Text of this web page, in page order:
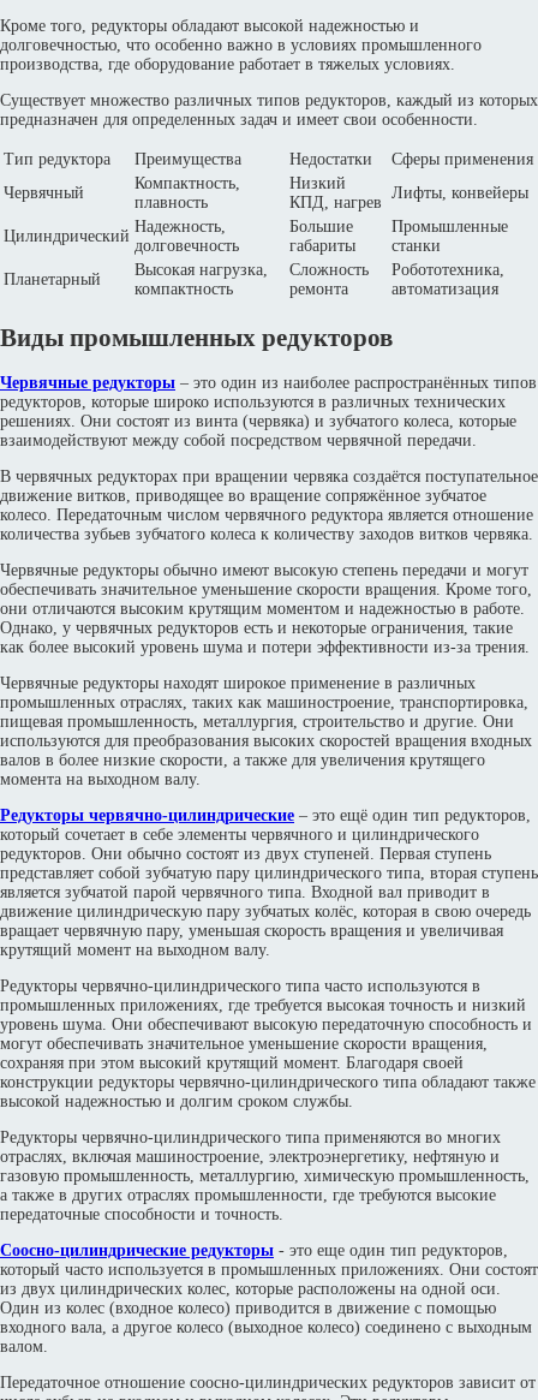
Кроме того, редукторы обладают высокой надежностью и
долговечностью, что особенно важно в условиях промышленного
производства, где оборудование работает в тяжелых условиях.
Существует множество различных типов редукторов, каждый из которых
предназначен для определенных задач и имеет свои особенности.
Тип редуктора Преимущества Недостатки
Сферы применения
Червячный
Компактность,
плавность
Низкий
КПД, нагрев
Лифты, конвейеры
Цилиндрический
Надежность,
долговечность
Большие
габариты
Промышленные
станки
Планетарный
Высокая нагрузка,
компактность
Сложность
ремонта
Робототехника,
автоматизация
Виды промышленных редукторов
Червячные редукторы – это один из наиболее распространённых типов
редукторов, которые широко используются в различных технических
решениях. Они состоят из винта (червяка) и зубчатого колеса, которые
взаимодействуют между собой посредством червячной передачи.
В червячных редукторах при вращении червяка создаётся поступательное
движение витков, приводящее во вращение сопряжённое зубчатое
колесо. Передаточным числом червячного редуктора является отношение
количества зубьев зубчатого колеса к количеству заходов витков червяка.
Червячные редукторы обычно имеют высокую степень передачи и могут
обеспечивать значительное уменьшение скорости вращения. Кроме того,
они отличаются высоким крутящим моментом и надежностью в работе.
Однако, у червячных редукторов есть и некоторые ограничения, такие
как более высокий уровень шума и потери эффективности из-за трения.
Червячные редукторы находят широкое применение в различных
промышленных отраслях, таких как машиностроение, транспортировка,
пищевая промышленность, металлургия, строительство и другие. Они
используются для преобразования высоких скоростей вращения входных
валов в более низкие скорости, а также для увеличения крутящего
момента на выходном валу.
Редукторы червячно-цилиндрические – это ещё один тип редукторов,
который сочетает в себе элементы червячного и цилиндрического
редукторов. Они обычно состоят из двух ступеней. Первая ступень
представляет собой зубчатую пару цилиндрического типа, вторая ступень
является зубчатой парой червячного типа. Входной вал приводит в
движение цилиндрическую пару зубчатых колёс, которая в свою очередь
вращает червячную пару, уменьшая скорость вращения и увеличивая
крутящий момент на выходном валу.
Редукторы червячно-цилиндрического типа часто используются в
промышленных приложениях, где требуется высокая точность и низкий
уровень шума. Они обеспечивают высокую передаточную способность и
могут обеспечивать значительное уменьшение скорости вращения,
сохраняя при этом высокий крутящий момент. Благодаря своей
конструкции редукторы червячно-цилиндрического типа обладают также
высокой надежностью и долгим сроком службы.
Редукторы червячно-цилиндрического типа применяются во многих
отраслях, включая машиностроение, электроэнергетику, нефтяную и
газовую промышленность, металлургию, химическую промышленность,
а также в других отраслях промышленности, где требуются высокие
передаточные способности и точность.
Соосно-цилиндрические редукторы - это еще один тип редукторов,
который часто используется в промышленных приложениях. Они состоят
из двух цилиндрических колес, которые расположены на одной оси.
Один из колес (входное колесо) приводится в движение с помощью
входного вала, а другое колесо (выходное колесо) соединено с выходным
валом.
Передаточное отношение соосно-цилиндрических редукторов зависит от